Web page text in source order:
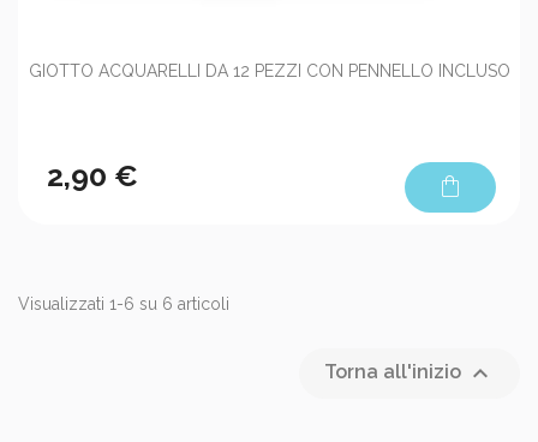
GIOTTO ACQUARELLI DA 12 PEZZI CON PENNELLO INCLUSO
2,90 € shopping_bag
Visualizzati 1-6 su 6 articoli
Torna all'inizio 